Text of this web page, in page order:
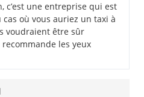
c’est une entreprise qui est
cas où vous auriez un taxi à
voudraient être sûr
recommande les yeux